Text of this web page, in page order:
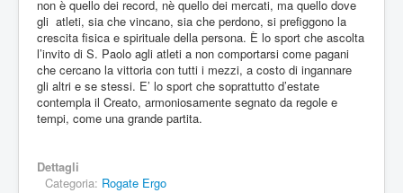
t
u
a
l
e
:
0
non è quello dei record, nè quello dei mercati, ma quello dove
gli atleti, sia che vincano, sia che perdono, si prefiggono la
crescita fisica e spirituale della persona. È lo sport che ascolta
l’invito di S. Paolo agli atleti a non comportarsi come pagani
che cercano la vittoria con tutti i mezzi, a costo di ingannare
gli altri e se stessi. E’ lo sport che soprattutto d’estate
contempla il Creato, armoniosamente segnato da regole e
tempi, come una grande partita.
Dettagli
Categoria: Rogate Ergo